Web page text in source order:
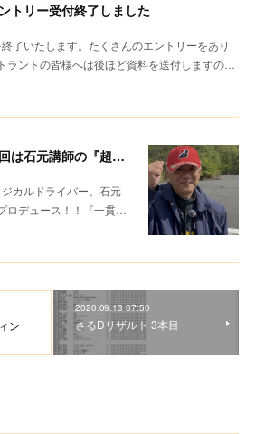
トリー受付終了しました
了いたします。たくさんのエントリーをあり
ラントの皆様へは後ほど資料を送付しますの…
【D練119募集開始】今回は石元講師の『超集中レクチャー』
カルドライバー、石元
ロデュース！！『一貫…
ン
2020.09.13 07:50
さるDリザルト 3本目